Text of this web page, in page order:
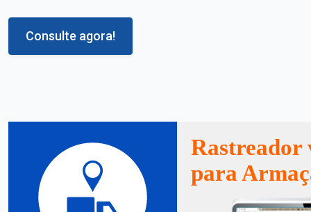
Consulte agora!
Rastreador
para